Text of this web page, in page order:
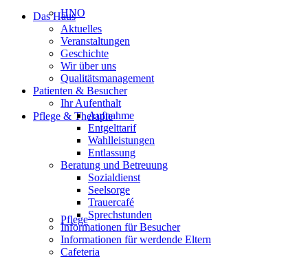
HNO
Pflege & Therapie
Pflege
Das Haus
Aktuelles
Veranstaltungen
Geschichte
Wir über uns
Qualitätsmanagement
Patienten & Besucher
Ihr Aufenthalt
Aufnahme
Entgelttarif
Wahlleistungen
Entlassung
Beratung und Betreuung
Sozialdienst
Seelsorge
Trauercafé
Sprechstunden
Informationen für Besucher
Informationen für werdende Eltern
Cafeteria